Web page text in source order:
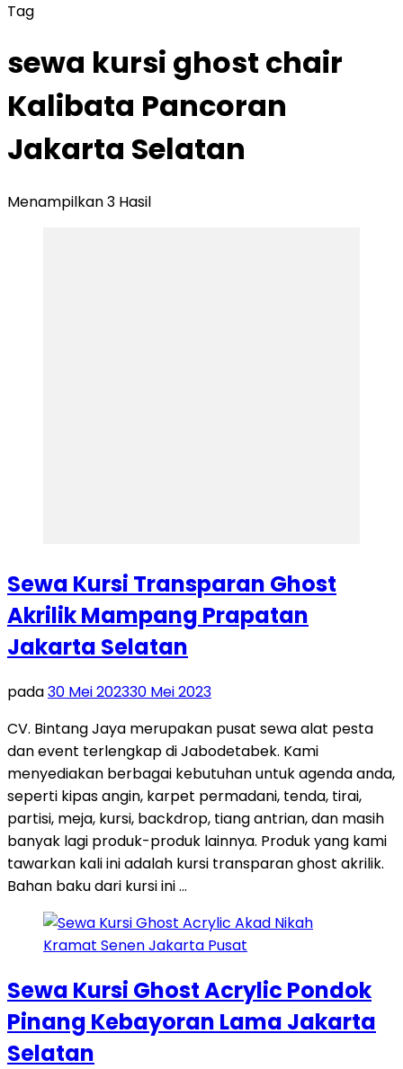
Tag
sewa kursi ghost chair
Kalibata Pancoran
Jakarta Selatan
Menampilkan 3 Hasil
Sewa Kursi Transparan Ghost
Akrilik Mampang Prapatan
Jakarta Selatan
pada30 Mei 202330 Mei 2023
CV. Bintang Jaya merupakan pusat sewa alat pesta
dan event terlengkap di Jabodetabek. Kami
menyediakan berbagai kebutuhan untuk agenda anda,
seperti kipas angin, karpet permadani, tenda, tirai,
partisi, meja, kursi, backdrop, tiang antrian, dan masih
banyak lagi produk-produk lainnya. Produk yang kami
tawarkan kali ini adalah kursi transparan ghost akrilik.
Bahan baku dari kursi ini …
Sewa Kursi Ghost Acrylic Pondok
Pinang Kebayoran Lama Jakarta
Selatan